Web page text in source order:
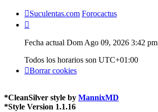
Suculentas.com Forocactus
Fecha actual Dom Ago 09, 2026 3:42 pm
Todos los horarios son UTC+01:00
Borrar cookies
*CleanSilver style by MannixMD
*Style Version 1.1.16